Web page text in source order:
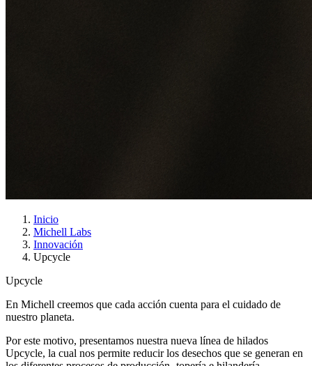
Inicio
Michell Labs
Innovación
Upcycle
Upcycle
En Michell creemos que cada acción cuenta para el cuidado de
nuestro planeta.
Por este motivo, presentamos nuestra nueva línea de hilados
Upcycle, la cual nos permite reducir los desechos que se generan en